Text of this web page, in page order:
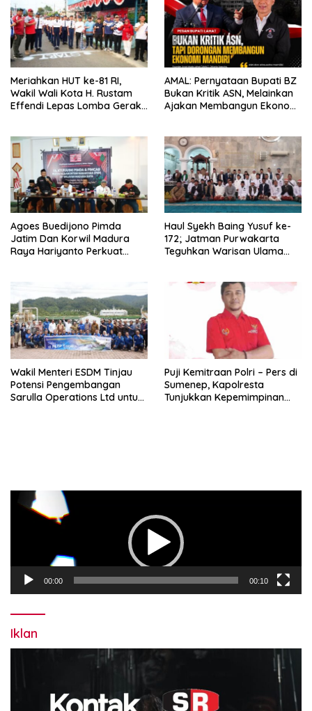
Meriahkan HUT ke-81 RI,
Wakil Wali Kota H. Rustam
Effendi Lepas Lomba Gerak
AMAL: Pernyataan Bupati BZ
Bukan Kritik ASN, Melainkan
Ajakan Membangun Ekonomi
Agoes Buedijono Pimda
Jatim Dan Korwil Madura
Raya Hariyanto Perkuat
Haul Syekh Baing Yusuf ke-
172; Jatman Purwakarta
Teguhkan Warisan Ulama
Wakil Menteri ESDM Tinjau
Potensi Pengembangan
Sarulla Operations Ltd untuk
Puji Kemitraan Polri – Pers di
Sumenep, Kapolresta
Tunjukkan Kepemimpinan
Pemutar
Video
00:00 00:10
Iklan